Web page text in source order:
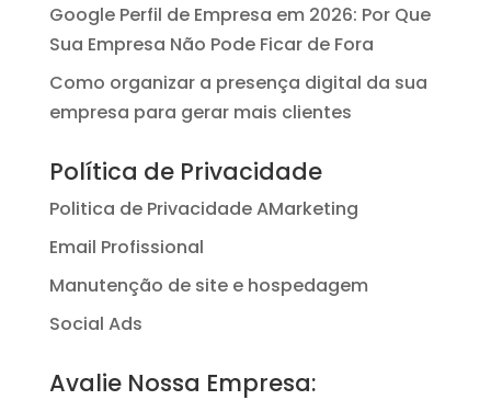
Google Perfil de Empresa em 2026: Por Que
Sua Empresa Não Pode Ficar de Fora
Como organizar a presença digital da sua
empresa para gerar mais clientes
Política de Privacidade
Politica de Privacidade AMarketing
Email Profissional
Manutenção de site e hospedagem
Social Ads
Avalie Nossa Empresa: